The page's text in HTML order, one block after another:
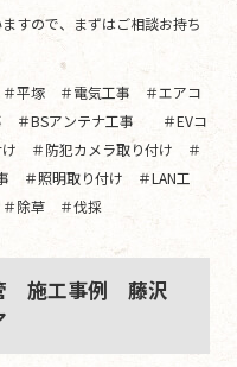
すので、まずはご相談お持ち
平塚 ＃電気工事 ＃エアコ
＃BSアンテナ工事 ＃EVコ
け ＃防犯カメラ取り付け ＃
＃照明取り付け ＃LAN工
除草 ＃伐採
施工事例 藤沢